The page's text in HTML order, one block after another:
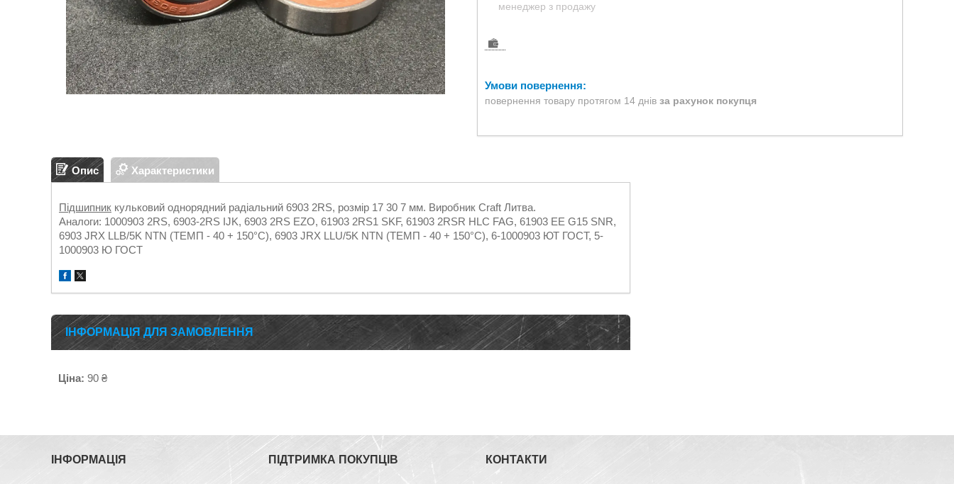
менеджер з продажу
повернення товару протягом 14 днів за рахунок покупця
Опис Характеристики
Підшипник кульковий однорядний радіальний 6903 2RS, розмір 17 30 7 мм. Виробник Craft Литва.
Аналоги: 1000903 2RS, 6903-2RS IJK, 6903 2RS EZO, 61903 2RS1 SKF, 61903 2RSR HLC FAG, 61903 EE G15 SNR,
6903 JRX LLB/5K NTN (ТЕМП - 40 + 150°C), 6903 JRX LLU/5K NTN (ТЕМП - 40 + 150°C), 6-1000903 ЮТ ГОСТ, 5-
1000903 Ю ГОСТ
ІНФОРМАЦІЯ ДЛЯ ЗАМОВЛЕННЯ
Ціна: 90 ₴
ІНФОРМАЦІЯ ПІДТРИМКА ПОКУПЦІВ КОНТАКТИ